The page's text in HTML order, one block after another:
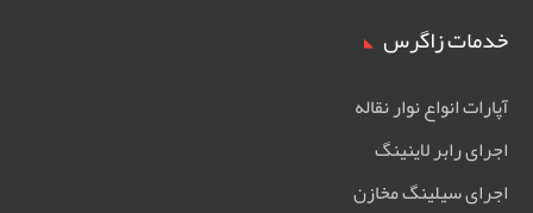
خدمات زاگرس
آپارات انواع نوار نقاله
اجرای رابر لاینینگ
اجرای سیلینگ مخازن